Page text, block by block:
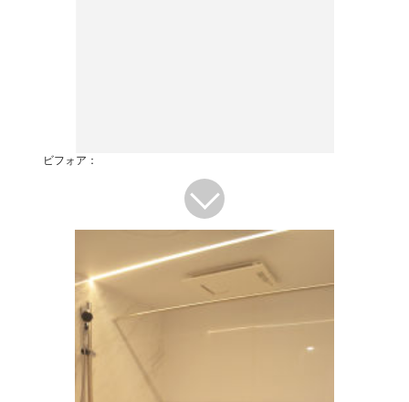
ビフォア：